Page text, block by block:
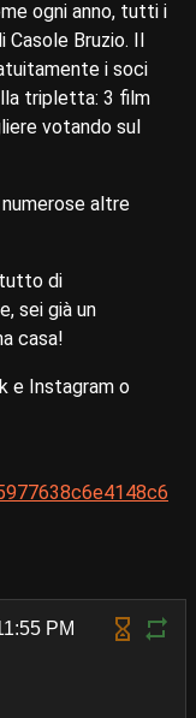
ogni anno, tutti i
Bruzio. Il
i soci
tripletta: 3 film
votando sul
altre
di
sei già un
casa!
e Instagram o
PM